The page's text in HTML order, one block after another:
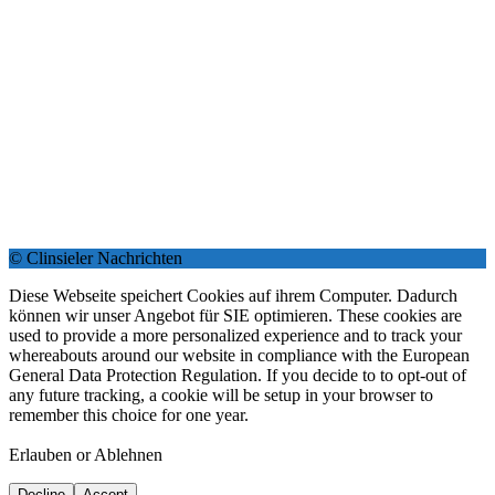
© Clinsieler Nachrichten
Diese Webseite speichert Cookies auf ihrem Computer. Dadurch
können wir unser Angebot für SIE optimieren. These cookies are
used to provide a more personalized experience and to track your
whereabouts around our website in compliance with the European
General Data Protection Regulation. If you decide to to opt-out of
any future tracking, a cookie will be setup in your browser to
remember this choice for one year.
Erlauben or Ablehnen